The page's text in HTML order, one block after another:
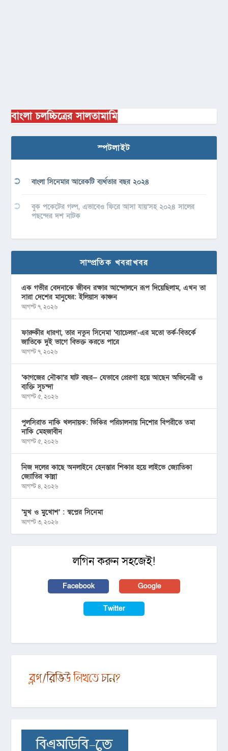
বাংলা চলচ্চিত্রের সালতামামি
স্পটলাইট
বাংলা সিনেমার আরেকটি ব্যর্থতার বছর ২০২৪
বুক পকেটের গল্প, এভাবেও ফিরে আসা যায়’সহ ২০২৪ সালের
পছন্দের দশ নাটক
সাম্প্রতিক খবরাখবর
এক গভীর বেদনাকে জীবন রক্ষার আন্দোলনে রূপ দিয়েছিলাম, এখন তা
সারা দেশের মানুষের: ইলিয়াস কাঞ্চন
আগস্ট ৭, ২০২৬
ফারুকীর ধারণা, তার নতুন সিনেমা ‘ব্যাচেলর’-এর মতো তর্ক-বিতর্কে
জাতিকে দুই ভাগে বিভক্ত করতে পারে
আগস্ট ৭, ২০২৬
‘কাগজের নৌকা’র ষাট বছর— যেভাবে প্রেরণা হয়ে আছেন অভিনেত্রী ও
ব্যক্তি সুচন্দা
আগস্ট ৫, ২০২৬
পুলসিরাত নাকি খলনায়ক: ভিকির পরিচালনায় নিশোর বিপরীতে তমা
নাকি মেহজাবীন
আগস্ট ৫, ২০২৬
নিজ দলের কাছে অনলাইনে হেনস্তার শিকার হয়ে লাইভে জ্যোতিকা
জ্যোতির কান্না
আগস্ট ৪, ২০২৬
‘মুখ ও মু্খোশ’ : স্বপ্নের সিনেমা
আগস্ট ৩, ২০২৬
লগিন করুন সহজেই!
Facebook Google
Twitter